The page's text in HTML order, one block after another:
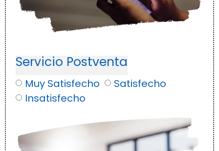
Servicio Postventa
Muy Satisfecho
Satisfecho
Insatisfecho